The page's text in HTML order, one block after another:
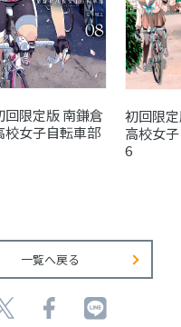
回限定版 南鎌倉
校女子自転車部
初回限
高校女
6
一覧へ戻る